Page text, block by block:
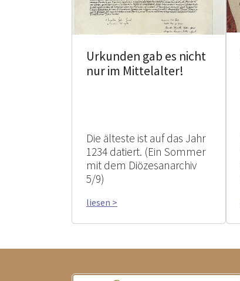
Urkunden gab es nicht
nur im Mittelalter!
Die älteste ist auf das Jahr
1234 datiert. (Ein Sommer
mit dem Diözesanarchiv
5/9)
liesen >